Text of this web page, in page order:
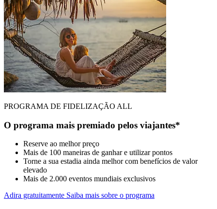
PROGRAMA DE FIDELIZAÇÃO ALL
O programa mais premiado pelos viajantes*
Reserve ao melhor preço
Mais de 100 maneiras de ganhar e utilizar pontos
Torne a sua estadia ainda melhor com benefícios de valor
elevado
Mais de 2.000 eventos mundiais exclusivos
Adira gratuitamente Saiba mais sobre o programa